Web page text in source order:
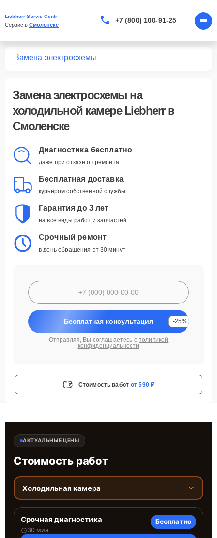
Liebherr Servis Centr
Сервис в Смоленске
+7 (800) 100-91-25
Замена электросхемы
Замена электросхемы на
холодильной камере Liebherr в
Смоленске
Диагностика бесплатно
даже при отказе от ремонта
Бесплатная доставка
курьером собственной службы
Гарантия до 3 лет
на все виды работ и запчастей
Срочный ремонт
в день обращения от 30 минут
Бесплатная консультация -25%
Отправляя, Вы соглашаетесь с политикой
конфиденциальности
Стоимость работ от 590 ₽
АКТУАЛЬНЫЕ ЦЕНЫ
Стоимость работ
Холодильная камера
Срочная диагностика
30 мин
Бесплатно